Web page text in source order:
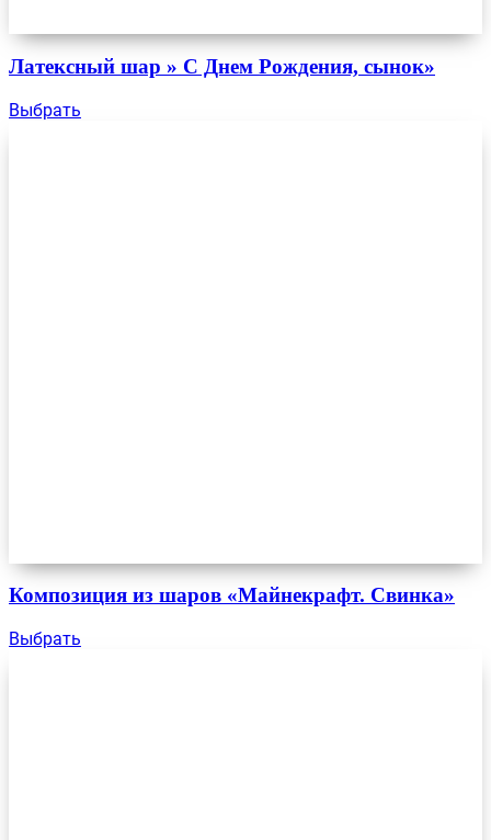
Латексный шар » С Днем Рождения, сынок»
Выбрать
Композиция из шаров «Майнекрафт. Свинка»
Выбрать